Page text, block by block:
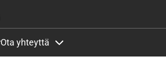
Ota yhteyttä